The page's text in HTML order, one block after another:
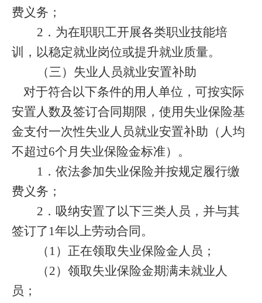
费义务；
2 ．为在职职工开展各类职业技能培
训，以稳定就业岗位或提升就业质量。
（三） 失业人员就业安置补助
对于符合以下条件的用人单位，可按实际
安置人数及签订合同期限，使用失业保险基
金支付一次性失业人员就业安置补助（人均
不超过6个月失业保险金标准）。
1 ．依法参加失业保险并按规定履行缴
费义务；
2 ．吸纳安置了以下三类人员，并与其
签订了 1年以上劳动合同。
（ 1）正在领取失业保险金人员；
（2）领取失业保险金期满未就业人
员；